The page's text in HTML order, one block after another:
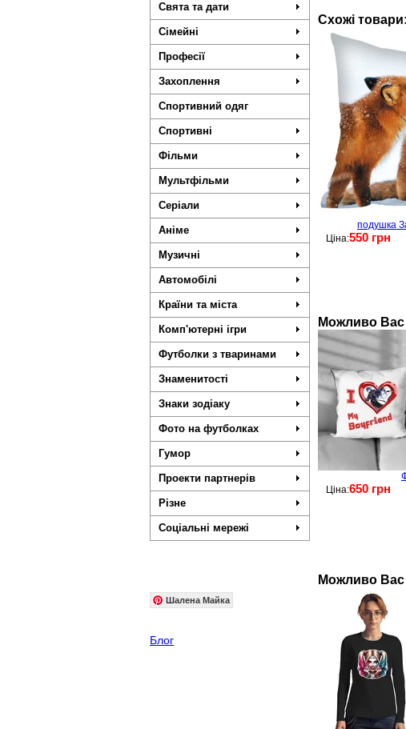
Свята та дати
Сімейні
Професії
Захоплення
Спортивний одяг
Спортивні
Фільми
Мультфільми
Серіали
Аніме
Музичні
Автомобілі
Країни та міста
Комп'ютерні ігри
Футболки з тваринами
Знаменитості
Знаки зодіаку
Фото на футболках
Гумор
Проекти партнерів
Різне
Соціальні мережі
Шалена Майка
Блог
Схожі товари:
подушка
Ціна:550 грн
Можливо Вас
Ціна:650 грн
Можливо Ваc